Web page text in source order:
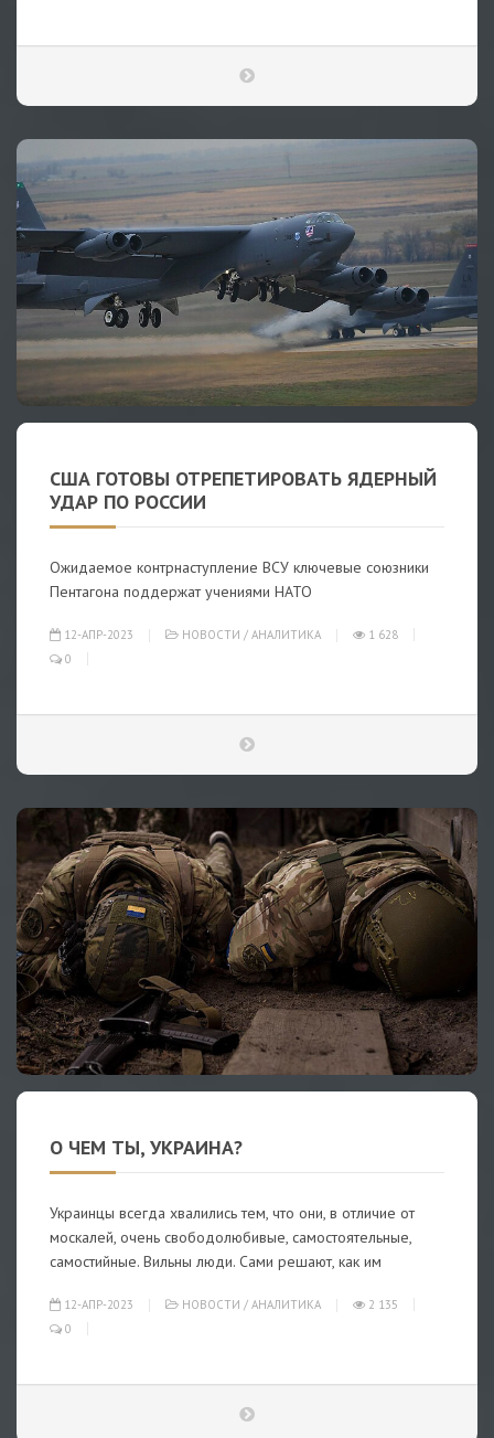
США ГОТОВЫ ОТРЕПЕТИРОВАТЬ ЯДЕРНЫЙ
УДАР ПО РОССИИ
Ожидаемое контрнаступление ВСУ ключевые союзники
Пентагона поддержат учениями НАТО
12-АПР-2023 НОВОСТИ / АНАЛИТИКА
1 628
0
О ЧЕМ ТЫ, УКРАИНА?
Украинцы всегда хвалились тем, что они, в отличие от
москалей, очень свободолюбивые, самостоятельные,
самостийные. Вильны люди. Сами решают, как им
12-АПР-2023 НОВОСТИ / АНАЛИТИКА
2 135
0